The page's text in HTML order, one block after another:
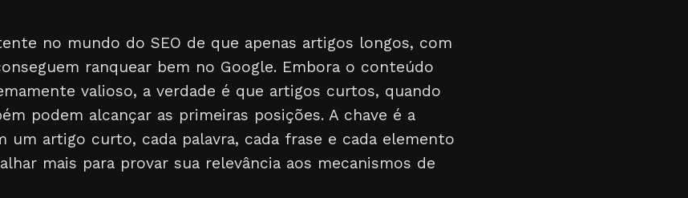
no mundo do SEO de que apenas artigos longos, com
ranquear bem no Google. Embora o conteúdo
valioso, a verdade é que artigos curtos, quando
podem alcançar as primeiras posições. A chave é a
um artigo curto, cada palavra, cada frase e cada elemento
mais para provar sua relevância aos mecanismos de